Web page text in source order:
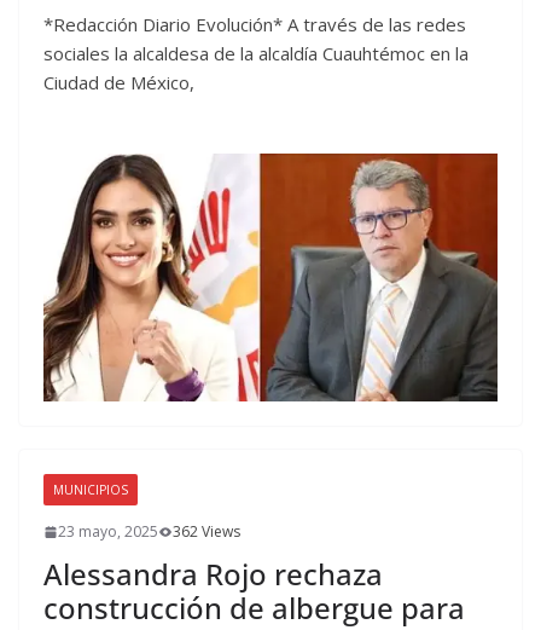
*Redacción Diario Evolución* A través de las redes
sociales la alcaldesa de la alcaldía Cuauhtémoc en la
Ciudad de México,
MUNICIPIOS
23 mayo, 2025 362 Views
Alessandra Rojo rechaza
construcción de albergue para